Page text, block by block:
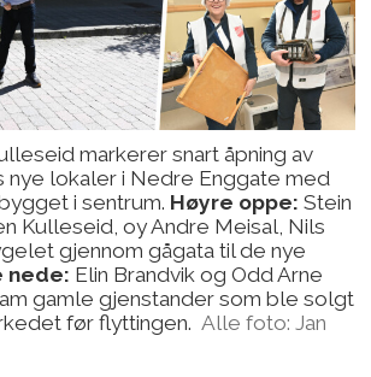
markerer snart åpning av
nye lokaler i Nedre Enggate med
i sentrum. Høyre oppe:Stein
Kulleseid, oy Andre Meisal, Nils
gjennom gågata til de nye
nede: Elin Brandvik og Odd Arne
gamle gjenstander som ble solgt
før flyttingen. Alle foto: Jan